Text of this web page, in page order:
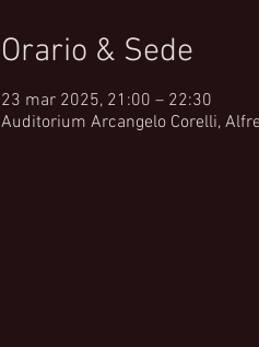
Orario & Sede
23 mar 2025, 21:00 – 22:30
Auditorium Arcangelo Corelli,